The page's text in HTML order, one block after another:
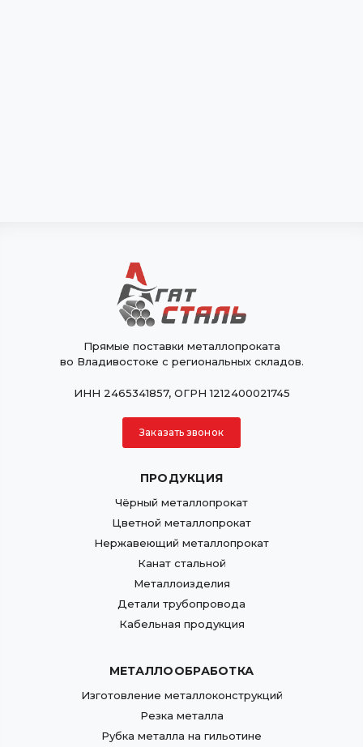
Прямые поставки металлопроката
во Владивостоке с региональных складов.
ИНН 2465341857, ОГРН 1212400021745
Заказать звонок
ПРОДУКЦИЯ
Чёрный металлопрокат
Цветной металлопрокат
Нержавеющий металлопрокат
Канат стальной
Металлоизделия
Детали трубопровода
Кабельная продукция
МЕТАЛЛООБРАБОТКА
Изготовление металлоконструкций
Резка металла
Рубка металла на гильотине